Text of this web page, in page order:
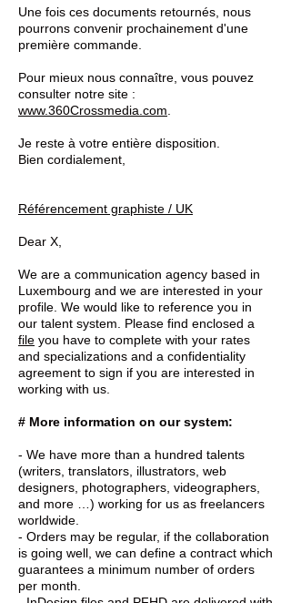
Une fois ces documents retournés, nous
pourrons convenir prochainement d'une
première commande.
Pour mieux nous connaître, vous pouvez
consulter notre site :
www.360Crossmedia.com
Je reste à votre entière disposition.
Bien cordialement,
Référencement graphiste / UK
Dear X,
We are a communication agency based in
Luxembourg and we are interested in your
profile. We would like to reference you in
our talent system. Please find enclosed a
file you have to complete with your rates
and specializations and a confidentiality
agreement to sign if you are interested in
working with us.
# More information on our system:
- We have more than a hundred talents
(writers, translators, illustrators, web
designers, photographers, videographers,
and more …) working for us as freelancers
worldwide.
- Orders may be regular, if the collaboration
is going well, we can define a contract which
guarantees a minimum number of orders
per month.